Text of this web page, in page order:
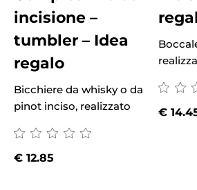
incisione –
tumbler – Idea
regalo
Bicchiere da whisky o da
pinot inciso, realizzato
€12.85
€